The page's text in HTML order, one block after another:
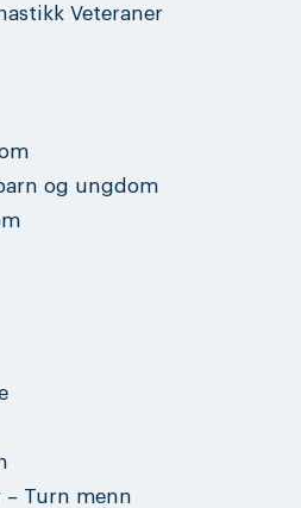
Veteraner
og ungdom
– Turn menn